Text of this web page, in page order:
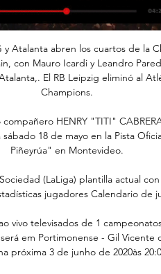
en el banquillo de …

Actuación en directo del Cuadro Flamenco Alcazaba. Marina Aranda al cante, la guitarra de Fran. Ana Serrano y José Petro y a la guitarra con Juan de Córdoba y Hugo Dogma. Feria de Fuengirola. Caseta del Mayor. con la colaboración de la Diputación de Málaga y el Instituto de la Juventud de Málaga. Al cante: Isabel Guerrrero.

Información: El resultado San Marcos vs. Deportes Temuco de Fútbol de Chile se muestra en tiempo real. Si la transmisión en vivo y en directo no se encuentra disponible, el resultado será actualizado apenas finalice el partido. El horario San Marcos vs. Deportes Temuco se muestra en tu hora local.

Gimnasia y Tiro (Salta) vs. Deportivo Madryn (13 Jul., 2024 Cobertura en vivo de Gimnasia y Tiro (Salta) vs. Deportivo Madryn Primera Nacional De Argentina juego en - ESPN (PA), incluye resultados en vivo, ...

En 1835, Robert Hermann Schomburgk trazó una línea fronteriza entre Venezuela y la Guayana Británica desde el río Moruca hasta el Esequibo de una extensión de 4.290 km². En 1839 trazó una segunda línea llamada Norte-Sur que abarcaba la desembocadura del Amacuro hasta el Monte Roraima, lo que representaba unos 141.930 km².

Se consideran rendimientos íntegros del capital mobiliario la tota-lidad de las utilidades o contraprestaciones que provengan del capital mobiliario, directa o indirectamente, bien en dine-ro o bien en especie, cualquiera que sea su denominación o natura-leza. En general, se consideran también rendimientos del capital

Atlético Grau golea 5 a 1 a Los Caimanes y clasifica a los cuartos de final La escuadra piurana se adueñó del séptimo puesto del torneo de ascenso

La Patria - El Colo Colo extendió hoy (ayer) su buena racha y derrotó a domicilio al Everton por 0-2 en la segunda jornada del Clausura chileno, en la que la Universidad de Chile cayó un

El fútbol suele poner a los jugadores en lugares que tal vez nunca soñaron, como en el caso de Juan Lescano, quien ganó el ascenso a la Premier League de Rusia, con el SKA Khabarovsk, equipo que está 9.000 kilómetros de Moscú y en donde en invierno la temperatura llega a 20 grados bajo cero.

30 marzo, 2018 30 marzo, 2018 lineadeltiempoMX Agustin de Iturbide, Benito Juarez, Día Internacional de la Trabajadora del Hogar o Doméstica, Efemerides Mexico, fray Bartolomé de las Casas, Lilia Prado, Linea del Tiempo MX, Lupita Tovar, Miguel Miramon, Partido de la Revolución Mexicana, Partido Nacional Revolucionario, Pelicula Santa.

Afogados da Ingazeira. Carros Chevrolet usados em Afogados da Ingazeira. 1-11 de 11 carros. X. x. Receba novos carros no seu email, grátis. Receba os novos anúncios por e-mail chevrolet afogados ingazeira. Salvar esta busca. Ao criar este alerta por e-mail, você concorda com nossos Termos e com nosso Política de Privacidade .

Conferencias, talleres y proyecciones para celebrar el Día del Flamenco en Córdoba La Biblioteca Pública organiza un recorrido por la historia de este arte a través de actuaciones en directo

2020-5-17 · Carlos Alvarado Quesada es el actual Presidente de la República de Costa Rica desde mayo de 2018 por el Partido Acción Ciudadana para el período 2018-2022. Es bachiller en comunicación, máster en ciencias políticas por la Universidad de Costa Rica y máster en estudios del desarrollo por la Universidad de Sussex.

Copa Argentina / Web oficial de la Copa Argentina El Sitio Oficial del torneo más integrador del fútbol argentino. Las redes sociales de la página son: @Copa_Argentina en Twitter y CopaArgentinaOficial en ...

Toda la información del partido Akropolis vs Västerås SK en vivo de Tercera Suecia (04 Noviembre 2018): Resumen, Estadísticas, Alineación y Resultados - Besoccer. Don't miss the most important football matches while navigating as usual through the pages of your choice. Activa el sidebar de Firefox.

Cienciano venció 2-1 a Alianza en la altura del Cusco y logró